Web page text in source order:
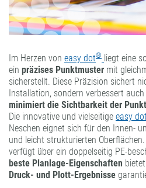
Im Herzen von easy dot®
liegt eine
ein präzises Punktmuster mit
sicherstellt. Diese Präzision sichert
Installation, sondern verbessert
minimiert die Sichtbarkeit der
Die innovative und vielseitige easy dot
Neschen eignet sich für den Innen-
und leicht strukturierten
verfügt über ein doppelseitig PE-
beste Planlage-Eigenschaften
Druck- und Plott-Ergebnisse